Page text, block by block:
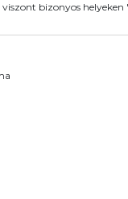
bizonyos helyeken